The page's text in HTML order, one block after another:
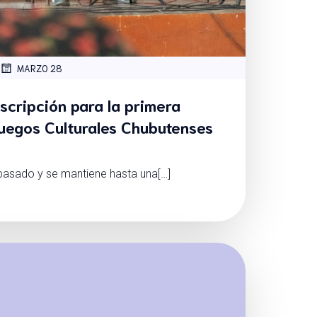
MARZO 28
para la primera
Culturales Chubutenses
y se mantiene hasta una[…]